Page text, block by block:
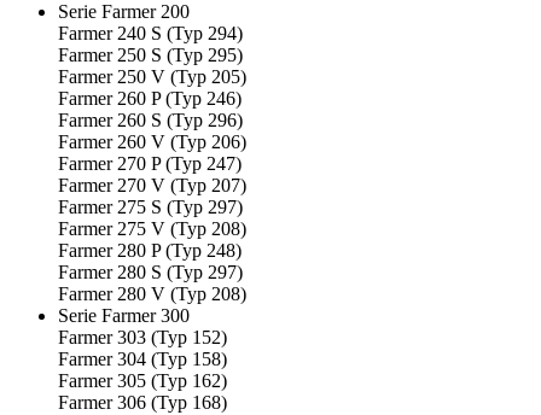
Serie Farmer 200
Farmer 240 S (Typ 294)
Farmer 250 S (Typ 295)
Farmer 250 V (Typ 205)
Farmer 260 P (Typ 246)
Farmer 260 S (Typ 296)
Farmer 260 V (Typ 206)
Farmer 270 P (Typ 247)
Farmer 270 V (Typ 207)
Farmer 275 S (Typ 297)
Farmer 275 V (Typ 208)
Farmer 280 P (Typ 248)
Farmer 280 S (Typ 297)
Farmer 280 V (Typ 208)
Serie Farmer 300
Farmer 303 (Typ 152)
Farmer 304 (Typ 158)
Farmer 305 (Typ 162)
Farmer 306 (Typ 168)